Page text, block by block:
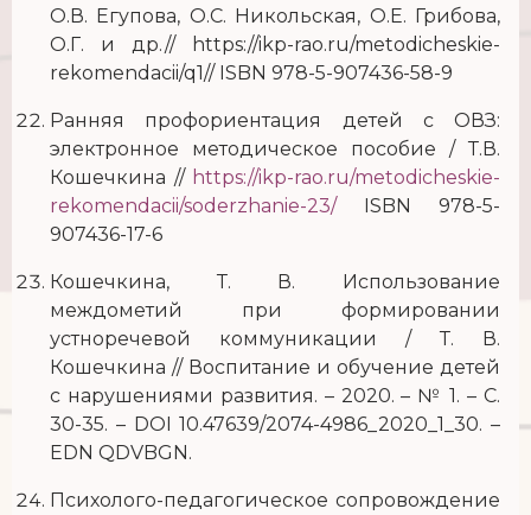
О.В. Егупова, О.С. Никольская, О.Е. Грибова,
О.Г. и др.// https://ikp-rao.ru/metodicheskie-
rekomendacii/q1// ISBN 978-5-907436-58-9
Ранняя профориентация детей с ОВЗ:
электронное методическое пособие / Т.В.
Кошечкина // https://ikp-rao.ru/metodicheskie-
rekomendacii/soderzhanie-23/ISBN 978-5-
907436-17-6
Кошечкина, Т. В. Использование
междометий при формировании
устноречевой коммуникации / Т. В.
Кошечкина // Воспитание и обучение детей
с нарушениями развития. – 2020. – № 1. – С.
30-35. – DOI 10.47639/2074-4986_2020_1_30. –
EDN QDVBGN.
Психолого-педагогическое сопровождение